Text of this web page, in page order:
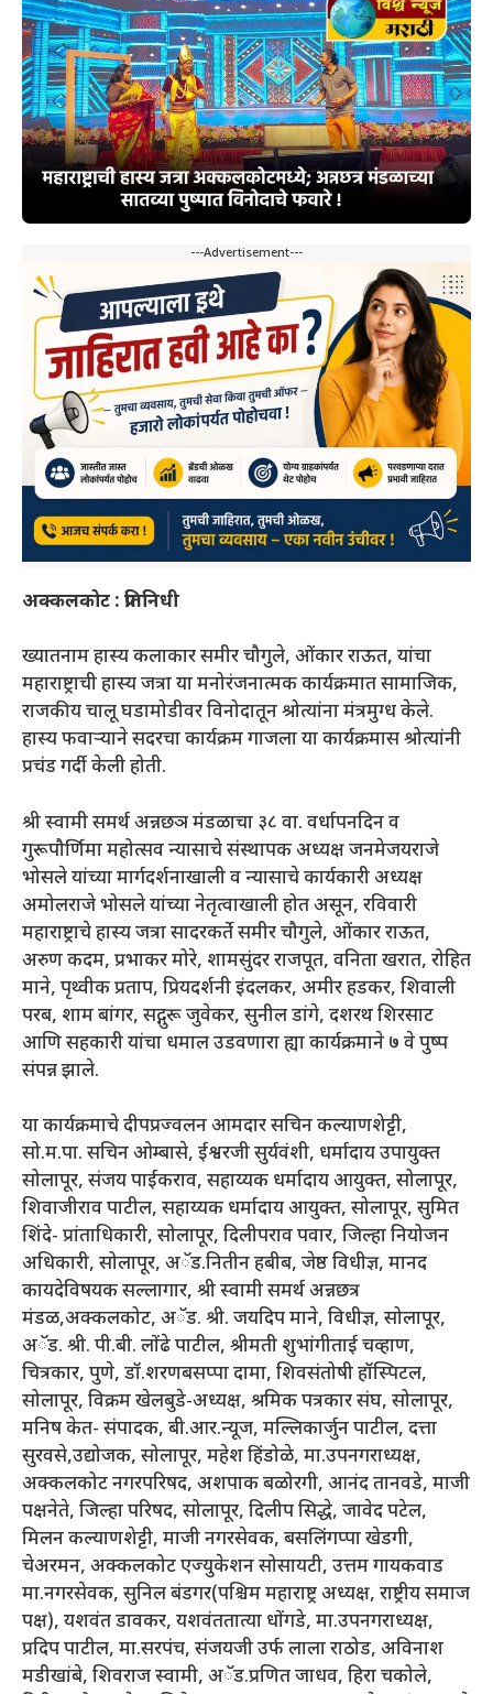
---Advertisement---
अक्कलकोट : प्रतिनिधी
ख्यातनाम हास्य कलाकार समीर चौगुले, ओंकार राऊत, यांचा
महाराष्ट्राची हास्य जत्रा या मनोरंजनात्मक कार्यक्रमात सामाजिक,
राजकीय चालू घडामोडीवर विनोदातून श्रोत्यांना मंत्रमुग्ध केले.
हास्य फवाऱ्याने सदरचा कार्यक्रम गाजला या कार्यक्रमास श्रोत्यांनी
प्रचंड गर्दी केली होती.
श्री स्वामी समर्थ अन्नछञ मंडळाचा ३८ वा. वर्धापनदिन व
गुरूपौर्णिमा महोत्सव न्यासाचे संस्थापक अध्यक्ष जनमेजयराजे
भोसले यांच्या मार्गदर्शनाखाली व न्यासाचे कार्यकारी अध्यक्ष
अमोलराजे भोसले यांच्या नेतृत्वाखाली होत असून, रविवारी
महाराष्ट्राचे हास्य जत्रा सादरकर्ते समीर चौगुले, ओंकार राऊत,
अरुण कदम, प्रभाकर मोरे, शामसुंदर राजपूत, वनिता खरात, रोहित
माने, पृथ्वीक प्रताप, प्रियदर्शनी इंदलकर, अमीर हडकर, शिवाली
परब, शाम बांगर, सद्गुरू जुवेकर, सुनील डांगे, दशरथ शिरसाट
आणि सहकारी यांचा धमाल उडवणारा ह्या कार्यक्रमाने ७ वे पुष्प
संपन्न झाले.
या कार्यक्रमाचे दीपप्रज्वलन आमदार सचिन कल्याणशेट्टी,
सो.म.पा. सचिन ओम्बासे, ईश्वरजी सुर्यवंशी, धर्मादाय उपायुक्त
सोलापूर, संजय पाईकराव, सहाय्यक धर्मादाय आयुक्त, सोलापूर,
शिवाजीराव पाटील, सहाय्यक धर्मादाय आयुक्त, सोलापूर, सुमित
शिंदे- प्रांताधिकारी, सोलापूर, दिलीपराव पवार, जिल्हा नियोजन
अधिकारी, सोलापूर, अॅड.नितीन हबीब, जेष्ठ विधीज्ञ, मानद
कायदेविषयक सल्लागार, श्री स्वामी समर्थ अन्नछत्र
मंडळ,अक्कलकोट, अॅड. श्री. जयदिप माने, विधीज्ञ, सोलापूर,
अॅड. श्री. पी.बी. लोंढे पाटील, श्रीमती शुभांगीताई चव्हाण,
चित्रकार, पुणे, डॉ.शरणबसप्पा दामा, शिवसंतोषी हॉस्पिटल,
सोलापूर, विक्रम खेलबुडे-अध्यक्ष, श्रमिक पत्रकार संघ, सोलापूर,
मनिष केत- संपादक, बी.आर.न्यूज, मल्लिकार्जुन पाटील, दत्ता
सुरवसे,उद्योजक, सोलापूर, महेश हिंडोळे, मा.उपनगराध्यक्ष,
अक्कलकोट नगरपरिषद, अशपाक बळोरगी, आनंद तानवडे, माजी
पक्षनेते, जिल्हा परिषद, सोलापूर, दिलीप सिद्धे, जावेद पटेल,
मिलन कल्याणशेट्टी, माजी नगरसेवक, बसलिंगप्पा खेडगी,
चेअरमन, अक्कलकोट एज्युकेशन सोसायटी, उत्तम गायकवाड
मा.नगरसेवक, सुनिल बंडगर(पश्चिम महाराष्ट्र अध्यक्ष, राष्ट्रीय समाज
पक्ष), यशवंत डावकर, यशवंततात्या धोंगडे, मा.उपनगराध्यक्ष,
प्रदिप पाटील, मा.सरपंच, संजयजी उर्फ लाला राठोड, अविनाश
मडीखांबे, शिवराज स्वामी, अॅड.प्रणित जाधव, हिरा चकोले,